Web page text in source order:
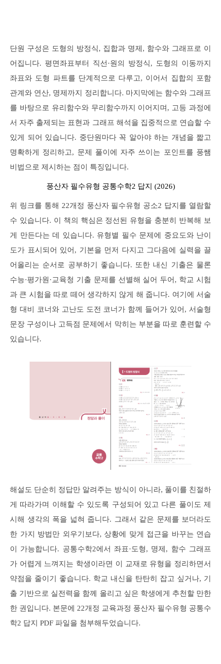
단원 구성은 도형의 방정식, 집합과 명제, 함수와 그래프로 이
어집니다. 평면좌표부터 직선·원의 방정식, 도형의 이동까지
좌표와 도형 파트를 단계적으로 다루고, 이어서 집합의 포함
관계와 연산, 명제까지 정리합니다. 마지막에는 함수와 그래프
를 바탕으로 유리함수와 무리함수까지 이어지며, 고등 과정에
서 자주 출제되는 표현과 그래프 해석을 집중적으로 연습할 수
있게 되어 있습니다. 중단원마다 꼭 알아야 하는 개념을 짧고
명확하게 정리하고, 문제 풀이에 자주 쓰이는 포인트를 풍쌤
비법으로 제시하는 점이 특징입니다.
풍산자 필수유형 공통수학2 답지 (2026)
위 링크를 통해 22개정 풍산자 필수유형 공소2 답지를 열람할
수 있습니다. 이 책의 핵심은 정선된 유형을 충분히 반복해 보
게 만든다는 데 있습니다. 유형별 필수 문제에 중요도와 난이
도가 표시되어 있어, 기본을 먼저 다지고 그다음에 실력을 끌
어올리는 순서로 공부하기 좋습니다. 또한 내신 기출은 물론
수능·평가원·교육청 기출 문제를 선별해 실어 두어, 학교 시험
과 큰 시험을 따로 떼어 생각하지 않게 해 줍니다. 여기에 서술
형 대비 코너와 고난도 도전 코너가 함께 들어가 있어, 서술형
문장 구성이나 고득점 문제에서 막히는 부분을 따로 훈련할 수
있습니다.
해설도 단순히 정답만 알려주는 방식이 아니라, 풀이를 친절하
게 따라가며 이해할 수 있도록 구성되어 있고 다른 풀이도 제
시해 생각의 폭을 넓혀 줍니다. 그래서 같은 문제를 보더라도
한 가지 방법만 외우기보다, 상황에 맞게 접근을 바꾸는 연습
이 가능합니다. 공통수학2에서 좌표·도형, 명제, 함수 그래프
가 어렵게 느껴지는 학생이라면 이 교재로 유형을 정리하면서
약점을 줄이기 좋습니다. 학교 내신을 탄탄히 잡고 싶거나, 기
출 기반으로 실전력을 함께 올리고 싶은 학생에게 추천할 만한
한 권입니다. 본문에 22개정 교육과정 풍산자 필수유형 공통수
학2 답지 PDF 파일을 첨부해두었습니다.